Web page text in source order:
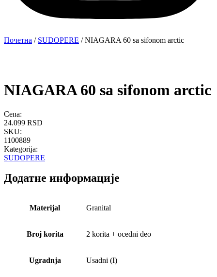
Почетна / SUDOPERE / NIAGARA 60 sa sifonom arctic
NIAGARA 60 sa sifonom arctic
Cena:
24.099 RSD
SKU:
1100889
Kategorija:
SUDOPERE
Додатне информације
Materijal Granital
Broj korita 2 korita + ocedni deo
Ugradnja Usadni (I)